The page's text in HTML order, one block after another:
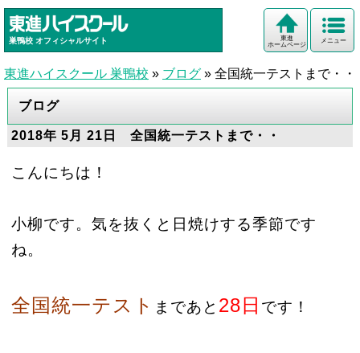
巣鴨校 オフィシャルサイト メニュー
東進
ホームページ
東進ハイスクール 巣鴨校 » ブログ » 全国統一テストまで・・
ブログ
2018年 5月 21日 全国統一テストまで・・
こんにちは！
小柳です。気を抜くと日焼けする季節です
ね。
全国統一テスト まであと 28日 です！